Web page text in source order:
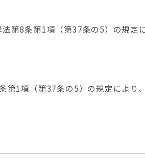
第8条第1項（第37条の5）の規定
第1項（第37条の5）の規定により